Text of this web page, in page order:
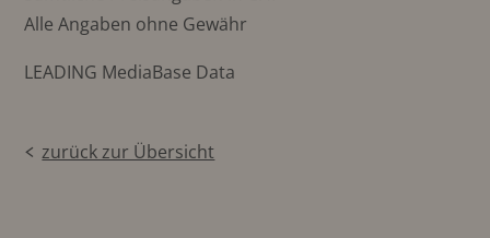
Alle Angaben ohne Gewähr
LEADING MediaBase Data
zurück zur Übersicht